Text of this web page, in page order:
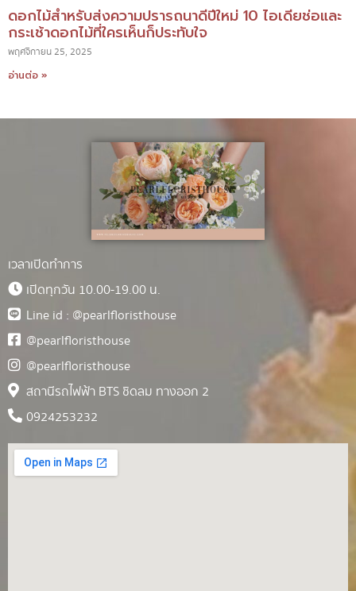
ดอกไม้สำหรับส่งความปรารถนาดีปีใหม่ 10 ไอเดียช่อและ
กระเช้าดอกไม้ที่ใครเห็นก็ประทับใจ
พฤศจิกายน 25, 2025
อ่านต่อ »
เวลาเปิดทำการ
เปิดทุกวัน 10.00-19.00 น.
Line id : @pearlfloristhouse
@pearlfloristhouse
@pearlfloristhouse
สถานีรถไฟฟ้า BTS ชิดลม ทางออก 2
0924253232